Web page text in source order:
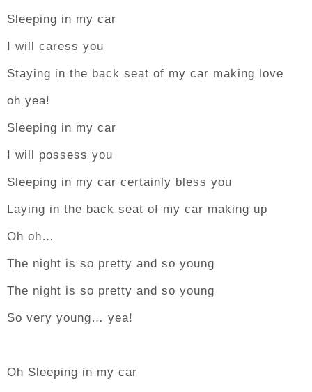
Sleeping in my car
I will caress you
Staying in the back seat of my car making love
oh yea!
Sleeping in my car
I will possess you
Sleeping in my car certainly bless you
Laying in the back seat of my car making up
Oh oh…
The night is so pretty and so young
The night is so pretty and so young
So very young… yea!
Oh Sleeping in my car